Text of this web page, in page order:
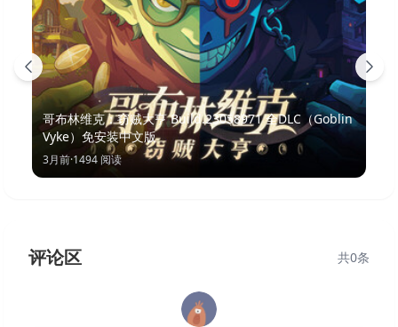
哥布林维克：窃贼大亨 Build.23058971 全DLC（Goblin
Vyke）免安装中文版
3月前·1494 阅读
评论区 共0条